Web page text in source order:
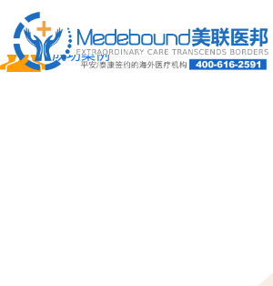
关于我们
成功案例